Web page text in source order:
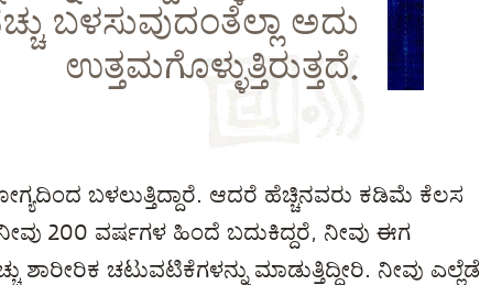
ಬಳಸುವುದಂತೆಲ್ಲಾ ಅದು
ಉತ್ತಮಗೊಳ್ಳುತ್ತಿರುತ್ತದೆ.
ಬಳಲುತ್ತಿದ್ದಾರೆ. ಆದರೆ ಹೆಚ್ಚಿನವರು ಕಡಿಮೆ ಕೆಲಸ
200 ವರ್ಷಗಳ ಹಿಂದೆ ಬದುಕಿದ್ದರೆ, ನೀವು ಈಗ
ಶಾರೀರಿಕ ಚಟುವಟಿಕೆಗಳನ್ನು ಮಾಡುತ್ತಿದ್ದೀರಿ. ನೀವು ಎಲ್ಲೆಡೆ